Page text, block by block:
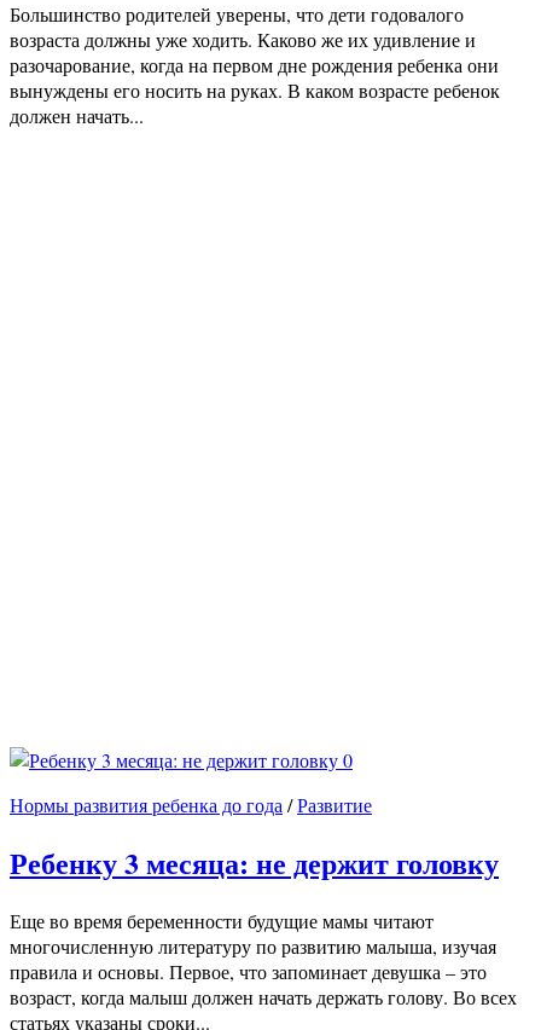
Большинство родителей уверены, что дети годовалого
возраста должны уже ходить. Каково же их удивление и
разочарование, когда на первом дне рождения ребенка они
вынуждены его носить на руках. В каком возрасте ребенок
должен начать...
0
Нормы развития ребенка до года/Развитие
Ребенку 3 месяца: не держит головку
Еще во время беременности будущие мамы читают
многочисленную литературу по развитию малыша, изучая
правила и основы. Первое, что запоминает девушка – это
возраст, когда малыш должен начать держать голову. Во всех
статьях указаны сроки...